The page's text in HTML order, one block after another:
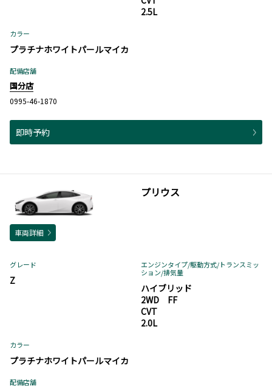
2.5L
カラー
プラチナホワイトパールマイカ
配備店舗
国分店
0995-46-1870
即時予約
プリウス
車両詳細
グレード
Z
エンジンタイプ/駆動方式/トランスミッ
ション/排気量
ハイブリッド
2WD FF
CVT
2.0L
カラー
プラチナホワイトパールマイカ
配備店舗